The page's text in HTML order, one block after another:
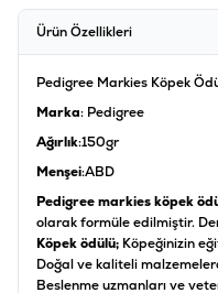
Ürün Özellikleri
Pedigree Markies Köpek
Marka: Pedigree
Ağırlık:150gr
Menşei:ABD
Pedigree markies köpek
olarak formüle edilmiştir.
Köpek ödülü; Köpeğinizin
Doğal ve kaliteli
Beslenme uzmanları ve